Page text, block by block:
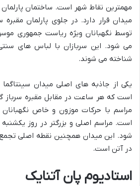
مهمترین نقاط شهر است. ساختمان
میدان قرار دارد. در جلوی پارلمان مقبره
توسط نگهبانان ویژه ریاست جمهوری
می شود. این سربازان با لباس های
شناخته می شوند.
یکی از جاذبه های اصلی میدان
است که هر ساعت در مقابل مقبره سرباز
مراسم با حرکات موزون و خاص
شود. این میدان همچنین نقطه اصلی
در آتن است.
استادیوم پان آتنایک